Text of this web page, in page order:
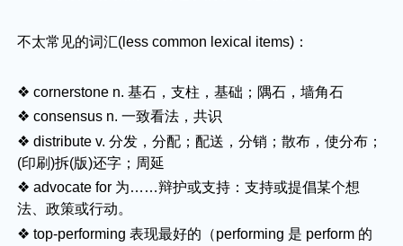
不太常见的词汇(less common lexical items)：
❖ cornerstone n. 基石，支柱，基础；隅石，墙角石
❖ consensus n. 一致看法，共识
❖ distribute v. 分发，分配；配送，分销；散布，使分布；
(印刷)拆(版)还字；周延
❖ advocate for 为……辩护或支持：支持或提倡某个想
法、政策或行动。
❖ top-performing 表现最好的（performing 是 perform 的